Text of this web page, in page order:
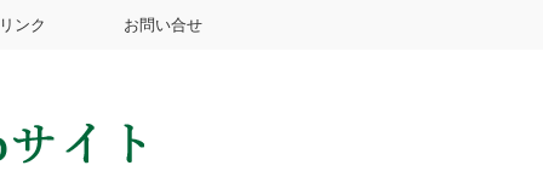
リンク お問い合せ